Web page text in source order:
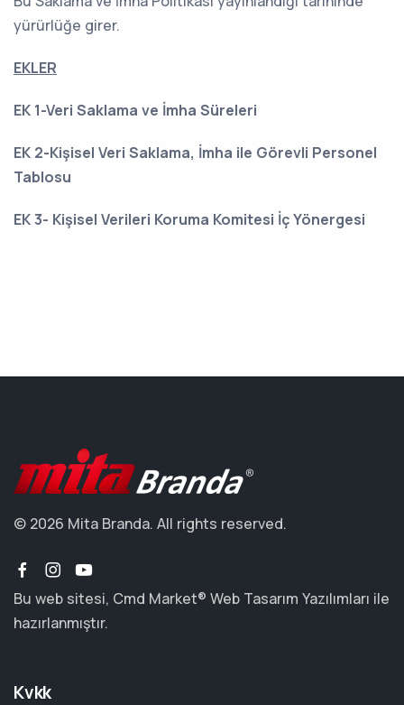
yürürlüğe girer.
EKLER
EK 1-Veri Saklama ve İmha Süreleri
EK 2-Kişisel Veri Saklama, İmha ile Görevli Personel
Tablosu
EK 3- Kişisel Verileri Koruma Komitesi İç Yönergesi
© 2026 Mita Branda. All rights reserved.
Bu web sitesi, Cmd Market®️ Web Tasarım Yazılımları ile
hazırlanmıştır.
Kvkk